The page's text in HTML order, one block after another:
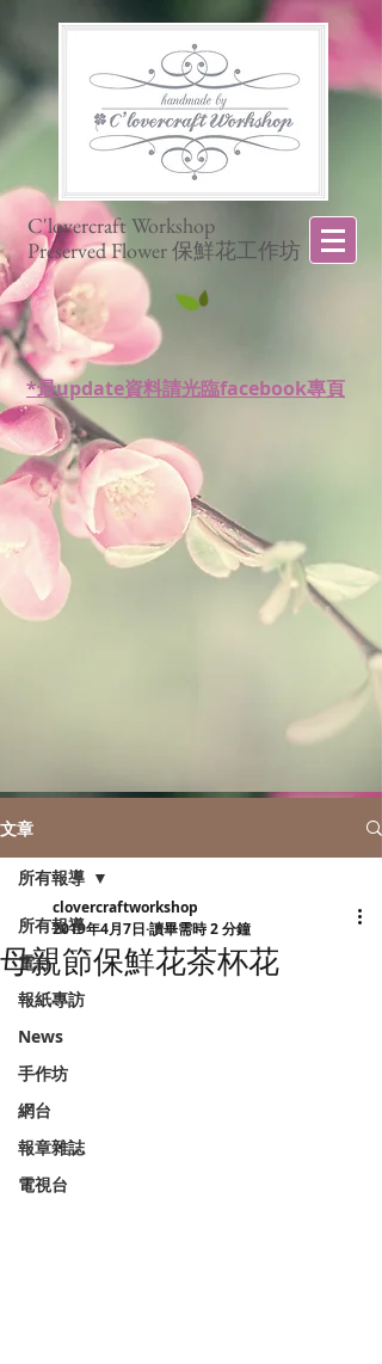
C'lovercraft Workshop
Preserved Flower 保鮮花工作坊
*最update資料請光臨facebook專頁
文章
所有報導
電台
報紙專訪
News
手作坊
網台
報章雜誌
電視台
所有報導
母親節保鮮花茶杯花
clovercraftworkshop
2019年4月7日 讀畢需時 2 分鐘